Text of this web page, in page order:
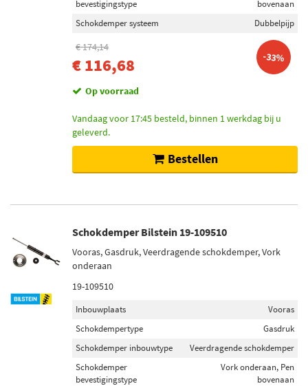
bevestigingstype
bovenaan
Schokdemper systeem
Dubbelpijp
€ 174,14
€ 116,68 -33%
Op voorraad
Vandaag voor 17:45 besteld, binnen 1 werkdag bij u
geleverd.
Bestellen
Schokdemper Bilstein 19-109510
Vooras, Gasdruk, Veerdragende schokdemper, Vork
onderaan
19-109510
Inbouwplaats
Vooras
Schokdempertype
Gasdruk
Schokdemper inbouwtype
Veerdragende schokdemper
Schokdemper
bevestigingstype
Vork onderaan, Pen
bovenaan